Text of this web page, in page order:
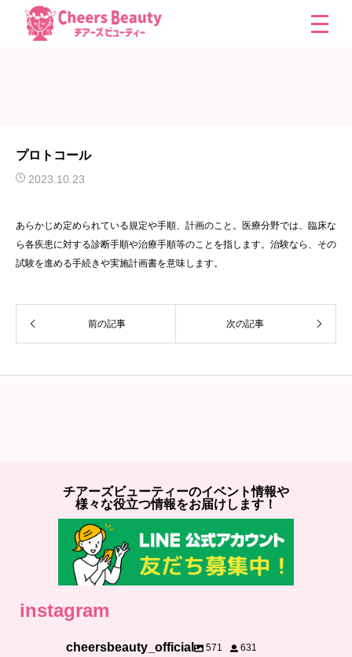
プロトコール
2023.10.23
あらかじめ定められている規定や手順、計画のこと。医療分野では、臨床な
ら各疾患に対する診断手順や治療手順等のことを指します。治験なら、その
試験を進める手続きや実施計画書を意味します。
前の記事 次の記事
チアーズビューティーのイベント情報や
様々な役立つ情報をお届けします！
instagram
cheersbeauty_official 571
631